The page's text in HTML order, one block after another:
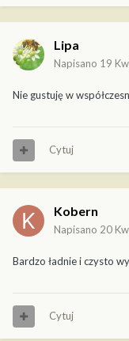
Lipa
Napisano 19
Nie gustuję w
Cytuj
Kobern
Napisano 20
Bardzo ładnie i czysto
Cytuj